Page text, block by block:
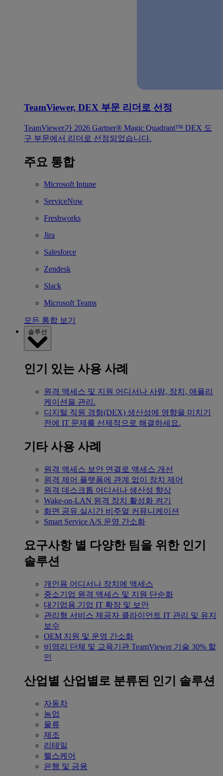
TeamViewer, DEX 부문 리더로 선정
TeamViewer가 2026 Gartner® Magic Quadrant™ DEX 도
구 부문에서 리더로 선정되었습니다.
주요 통합
Microsoft Intune
ServiceNow
Freshworks
Jira
Salesforce
Zendesk
Slack
Microsoft Teams
모든 통합 보기
솔루션
인기 있는 사용 사례
원격 액세스 및 지원 어디서나 사람, 장치, 애플리
케이션을 관리.
디지털 직원 경험(DEX) 생산성에 영향을 미치기
전에 IT 문제를 선제적으로 해결하세요.
기타 사용 사례
원격 액세스 보안 연결로 액세스 개선
원격 제어 플랫폼에 관계 없이 장치 제어
원격 데스크톱 어디서나 생산성 향상
Wake-on-LAN 원격 장치 활성화 켜기
화면 공유 실시간 비주얼 커뮤니케이션
Smart Service A/S 운영 간소화
요구사항 별 다양한 팀을 위한 인기
솔루션
개인용 어디서나 장치에 액세스
중소기업 원격 액세스 및 지원 단순화
대기업용 기업 IT 확장 및 보안
관리형 서비스 제공자 클라이언트 IT 관리 및 유지
보수
OEM 지원 및 운영 간소화
비영리 단체 및 교육기관 TeamViewer 기술 30% 할
인
산업별 산업별로 분류된 인기 솔루션
자동차
농업
물류
제조
리테일
헬스케어
은행 및 금융